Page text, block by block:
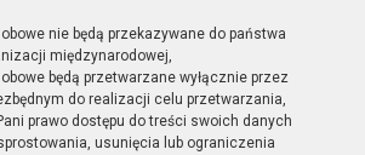
nie będą przekazywane do państwa
międzynarodowej,
będą przetwarzane wyłącznie przez
do realizacji celu przetwarzania,
prawo dostępu do treści swoich danych
usunięcia lub ograniczenia